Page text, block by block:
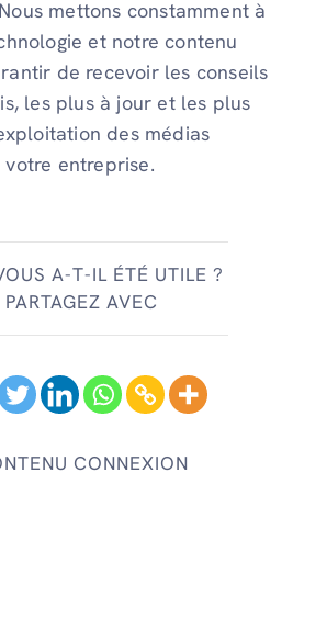
mettons constamment à
et notre contenu
de recevoir les conseils
les plus à jour et les plus
des médias
entreprise.
A-T-IL ÉTÉ UTILE ?
PARTAGEZ AVEC
CONNEXION